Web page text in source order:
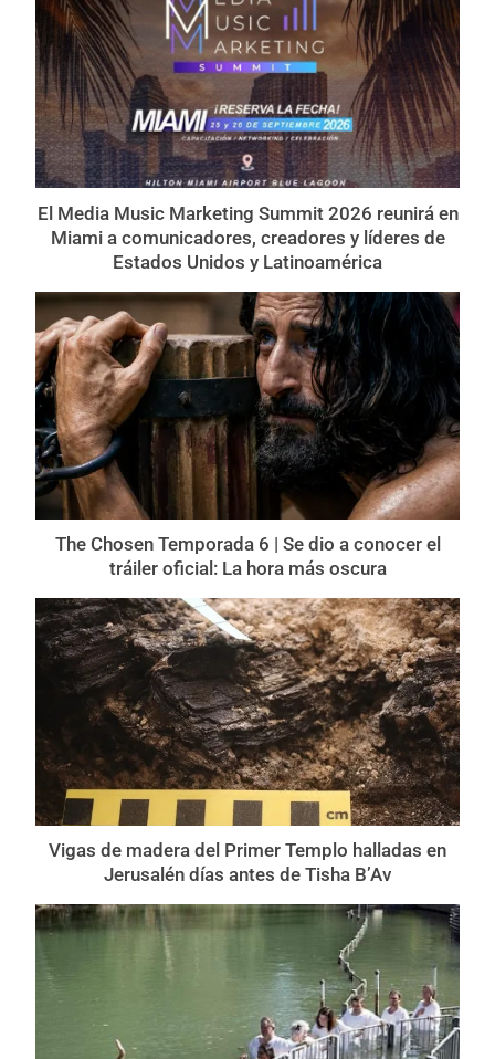
El Media Music Marketing Summit 2026 reunirá en
Miami a comunicadores, creadores y líderes de
Estados Unidos y Latinoamérica
The Chosen Temporada 6 | Se dio a conocer el
tráiler oficial: La hora más oscura
Vigas de madera del Primer Templo halladas en
Jerusalén días antes de Tisha B’Av